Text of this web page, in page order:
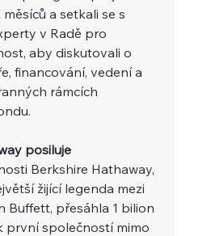
a setkali se s
v Radě pro
aby diskutovali o
financování, vedení a
rámcích
posiluje
Berkshire Hathaway,
žijící legenda mezi
Buffett, přesáhla 1 bilion
první společností mimo